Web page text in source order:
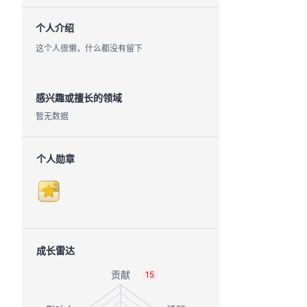
个人介绍
这个人很懒，什么都没有留下
感兴趣或擅长的领域
暂无数据
个人勋章
成长雷达
15